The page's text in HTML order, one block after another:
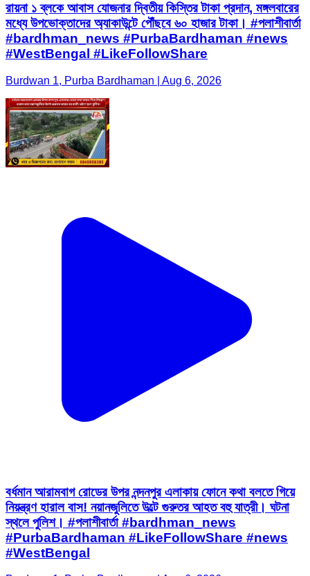
রায়না ১ ব্লকে আবাস যোজনার দ্বিতীয় কিস্তির টাকা প্রদান, মঙ্গলবারের
মধ্যে উপভোক্তাদের অ্যাকাউন্টে পৌঁছবে ৬০ হাজার টাকা। #পলাশীবার্তা
#bardhman_news #PurbaBardhaman #news
#WestBengal #LikeFollowShare
Burdwan 1, Purba Bardhaman | Aug 6, 2026
বর্ধমান আরামবাগ রোডের উপর নন্দনপুর এলাকায় ফোনে কথা বলতে গিয়ে
নিয়ন্ত্রণ হারাল বাস! নয়ানজুলিতে উল্টে গুরুতর আহত বহু যাত্রী। ঘটনা
স্থলে পুলিশ। #পলাশীবার্তা #bardhman_news
#PurbaBardhaman #LikeFollowShare #news
#WestBengal